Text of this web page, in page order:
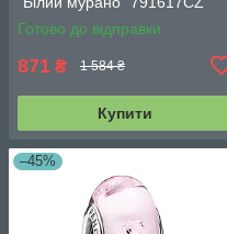
Готово до відправки
871 ₴ 1 584 ₴
Купити
–45%